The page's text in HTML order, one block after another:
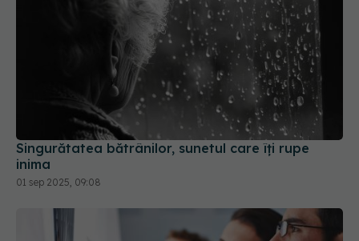
Singurătatea bătrânilor, sunetul care îți rupe
inima
01 sep 2025, 09:08